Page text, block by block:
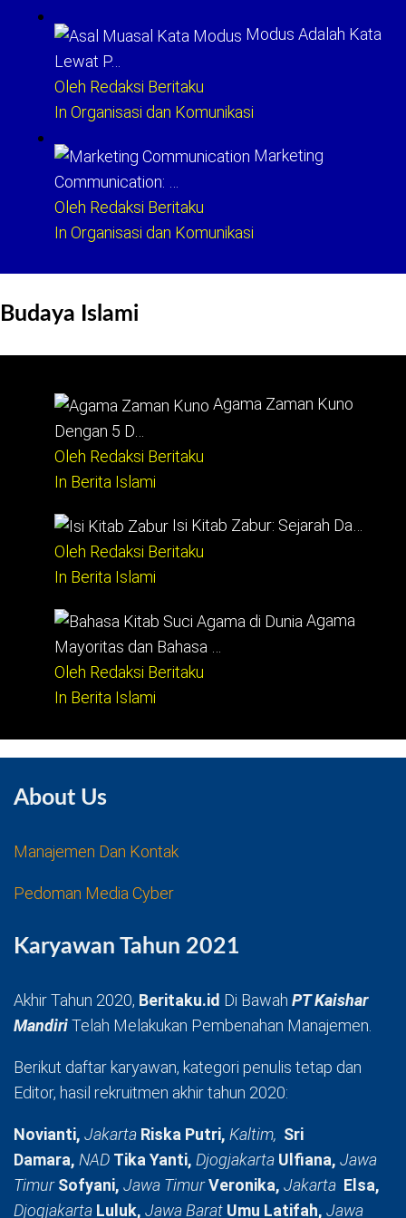
Modus Adalah Kata
Lewat P…
Oleh Redaksi Beritaku
In Organisasi dan Komunikasi
Marketing
Communication: …
Oleh Redaksi Beritaku
In Organisasi dan Komunikasi
Budaya Islami
Agama Zaman Kuno
Dengan 5 D…
Oleh Redaksi Beritaku
In Berita Islami
Isi Kitab Zabur: Sejarah Da…
Oleh Redaksi Beritaku
In Berita Islami
Agama
Mayoritas dan Bahasa …
Oleh Redaksi Beritaku
In Berita Islami
About Us
Manajemen Dan Kontak
Pedoman Media Cyber
Karyawan Tahun 2021
Akhir Tahun 2020, Beritaku.id Di Bawah PT Kaishar
MandiriTelah Melakukan Pembenahan Manajemen.
Berikut daftar karyawan, kategori penulis tetap dan
Editor, hasil rekruitmen akhir tahun 2020:
Novianti, Jakarta Riska Putri, Kaltim, Sri
Damara, NAD Tika Yanti, Djogjakarta Ulfiana, Jawa
TimurSofyani, Jawa TimurVeronika, Jakarta Elsa,
Djogjakarta Luluk, Jawa Barat Umu Latifah, Jawa